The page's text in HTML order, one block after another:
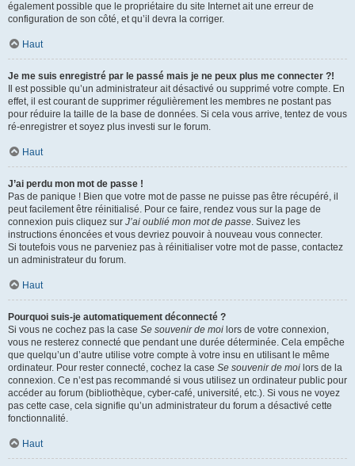
également possible que le propriétaire du site Internet ait une erreur de
configuration de son côté, et qu’il devra la corriger.
Haut
Je me suis enregistré par le passé mais je ne peux plus me connecter ?!
Il est possible qu’un administrateur ait désactivé ou supprimé votre compte. En
effet, il est courant de supprimer régulièrement les membres ne postant pas
pour réduire la taille de la base de données. Si cela vous arrive, tentez de vous
ré-enregistrer et soyez plus investi sur le forum.
Haut
J’ai perdu mon mot de passe !
Pas de panique ! Bien que votre mot de passe ne puisse pas être récupéré, il
peut facilement être réinitialisé. Pour ce faire, rendez vous sur la page de
connexion puis cliquez sur J’ai oublié mon mot de passe. Suivez les
instructions énoncées et vous devriez pouvoir à nouveau vous connecter.
Si toutefois vous ne parveniez pas à réinitialiser votre mot de passe, contactez
un administrateur du forum.
Haut
Pourquoi suis-je automatiquement déconnecté ?
Si vous ne cochez pas la case Se souvenir de moi lors de votre connexion,
vous ne resterez connecté que pendant une durée déterminée. Cela empêche
que quelqu’un d’autre utilise votre compte à votre insu en utilisant le même
ordinateur. Pour rester connecté, cochez la case Se souvenir de moi lors de la
connexion. Ce n’est pas recommandé si vous utilisez un ordinateur public pour
accéder au forum (bibliothèque, cyber-café, université, etc.). Si vous ne voyez
pas cette case, cela signifie qu’un administrateur du forum a désactivé cette
fonctionnalité.
Haut